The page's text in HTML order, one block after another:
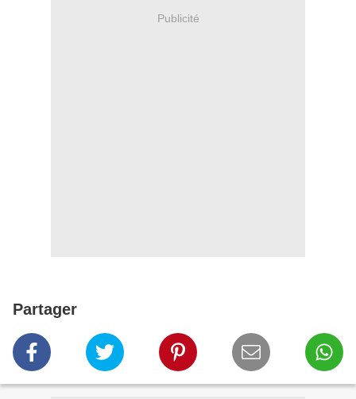
Publicité
Partager